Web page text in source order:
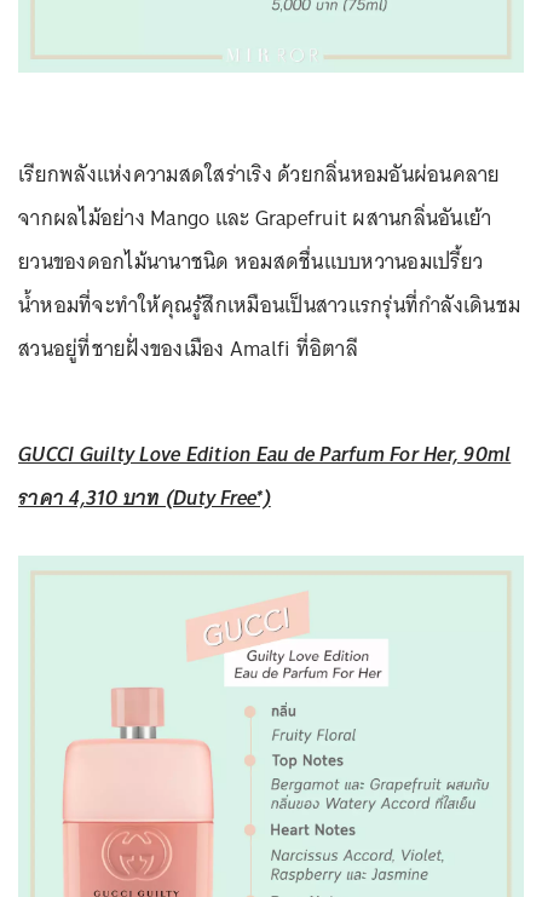
เรียกพลังแห่งความสดใสร่าเริง ด้วยกลิ่นหอมอันผ่อนคลาย
จากผลไม้อย่าง Mango และ Grapefruit ผสานกลิ่นอันเย้า
ยวนของดอกไม้นานาชนิด หอมสดชื่นแบบหวานอมเปรี้ยว
น้ำหอมที่จะทำให้คุณรู้สึกเหมือนเป็นสาวแรกรุ่นที่กำลังเดินชม
สวนอยู่ที่ชายฝั่งของเมือง Amalfi ที่อิตาลี
GUCCI Guilty Love Edition Eau de Parfum For Her, 90ml
ราคา 4,310 บาท (Duty Free*)